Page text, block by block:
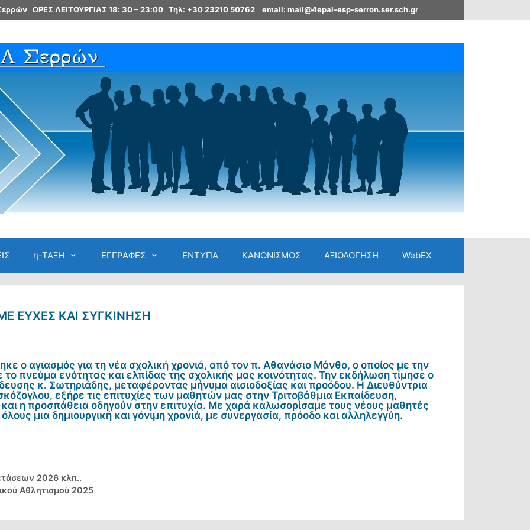
ΩΡΕΣ ΛΕΙΤΟΥΡΓΙΑΣ 18: 30 – 23:00 Τηλ: +30 23210 50762 email: mail@4epal-esp-serron.ser.sch.gr
η-ΤΑΞΗ ΕΓΓΡΑΦΕΣ ΕΝΤΥΠΑ ΚΑΝΟΝΙΣΜΟΣ ΑΞΙΟΛΟΓΗΣΗ WebEX
ΕΥΧΈΣ ΚΑΙ ΣΥΓΚΊΝΗΣΗ
ο αγιασμός για τη νέα σχολική χρονιά, από τον π. Αθανάσιο Μάνθο, ο οποίος με την
το πνεύμα ενότητας και ελπίδας της σχολικής μας κοινότητας. Την εκδήλωση τίμησε ο
κ. Σωτηριάδης, μεταφέροντας μήνυμα αισιοδοξίας και προόδου. Η Διευθύντρια
εξήρε τις επιτυχίες των μαθητών μας στην Τριτοβάθμια Εκπαίδευση,
η προσπάθεια οδηγούν στην επιτυχία. Με χαρά καλωσορίσαμε τους νέους μαθητές
μια δημιουργική και γόνιμη χρονιά, με συνεργασία, πρόοδο και αλληλεγγύη.
2026 κλπ..
Αθλητισμού 2025